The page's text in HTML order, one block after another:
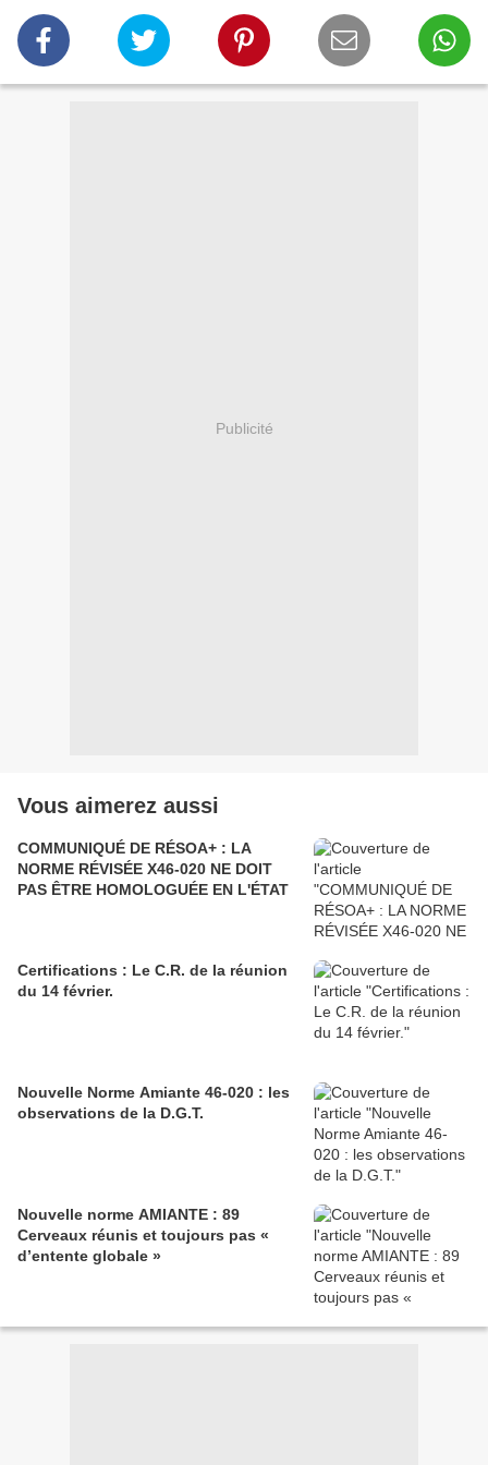
Publicité
Vous aimerez aussi
COMMUNIQUÉ DE RÉSOA+ : LA
NORME RÉVISÉE X46-020 NE DOIT
PAS ÊTRE HOMOLOGUÉE EN L'ÉTAT
Certifications : Le C.R. de la réunion
du 14 février.
Nouvelle Norme Amiante 46-020 : les
observations de la D.G.T.
Nouvelle norme AMIANTE : 89
Cerveaux réunis et toujours pas «
d’entente globale »